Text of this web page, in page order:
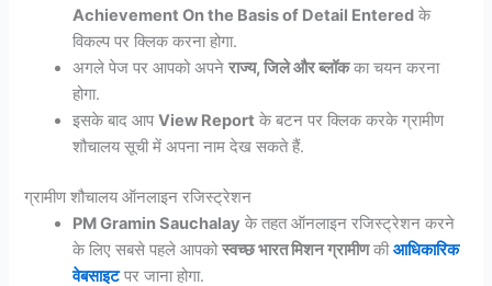
Achievement On the Basis of Detail Entered के
विकल्प पर क्लिक करना होगा.
अगले पेज पर आपको अपनेराज्य, जिले और ब्लॉकका चयन करना
होगा.
इसके बाद आपView Report के बटन पर क्लिक करके ग्रामीण
शौचालय सूची में अपना नाम देख सकते हैं.
ग्रामीण शौचालय ऑनलाइन रजिस्ट्रेशन
PM Gramin Sauchalay के तहत ऑनलाइन रजिस्ट्रेशन करने
के लिए सबसे पहले आपकोस्वच्छ भारत मिशन ग्रामीणकी आधिकारिक
वेबसाइट पर जाना होगा.